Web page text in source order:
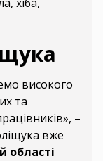
високого
та
–
вже
області